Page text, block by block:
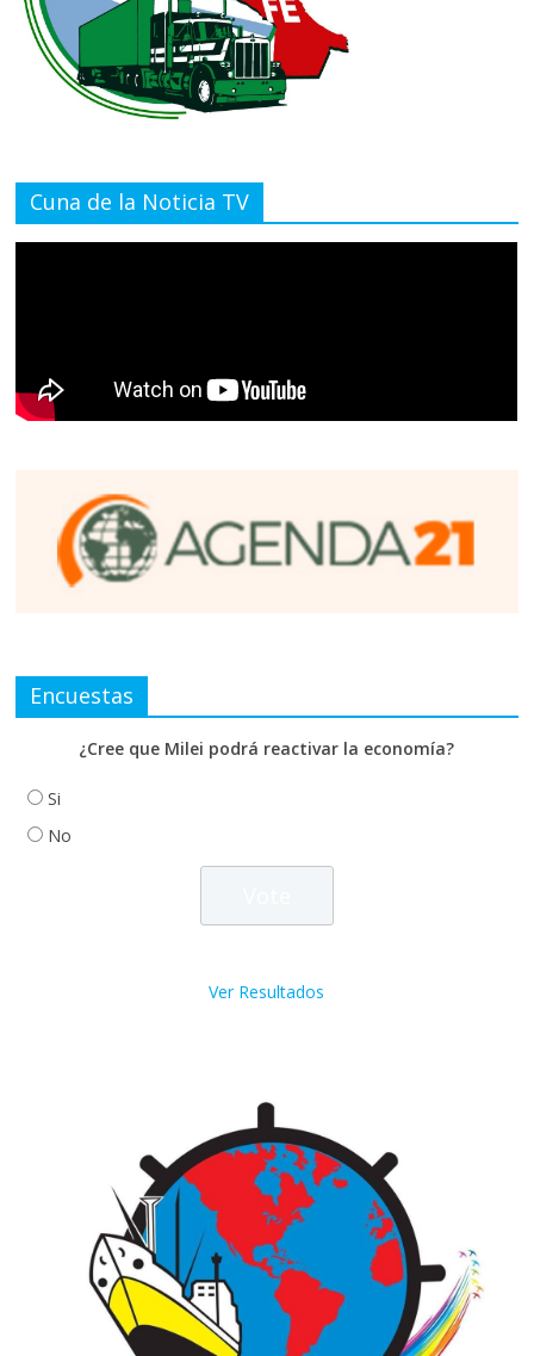
Cuna de la Noticia TV
Encuestas
¿Cree que Milei podrá reactivar la economía?
Si
No
Ver Resultados